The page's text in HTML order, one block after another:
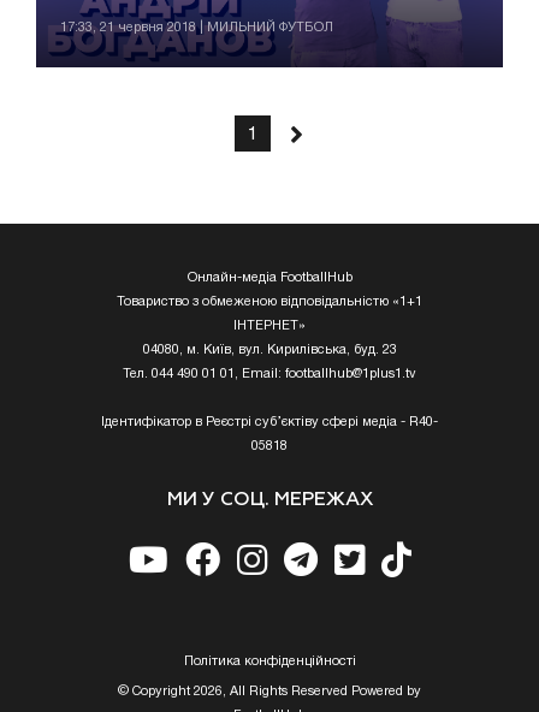
17:33, 21 червня 2018 | МИЛЬНИЙ ФУТБОЛ
1
Онлайн-медіа FootballHub
Товариство з обмеженою відповідальністю «1+1
ІНТЕРНЕТ»
04080, м. Київ, вул. Кирилівська, буд. 23
Тел. 044 490 01 01, Email: footballhub@1plus1.tv
Ідентифікатор в Реєстрі суб’єктіву сфері медіа - R40-
05818
МИ У СОЦ. МЕРЕЖАХ
Полiтика конфiденцiйностi
© Copyright 2026, All Rights Reserved Powered by